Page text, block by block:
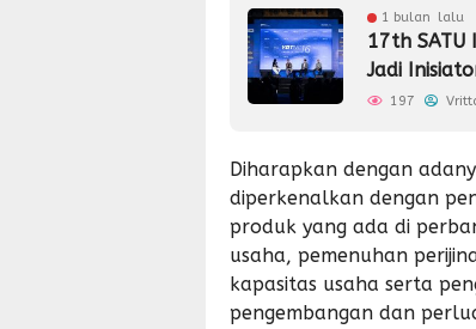
1 bulan lalu
17th SATU
Jadi
197
Diharapkan dengan
diperkenalkan dengan
produk yang ada di
usaha, pemenuhan
kapasitas usaha serta
pengembangan dan